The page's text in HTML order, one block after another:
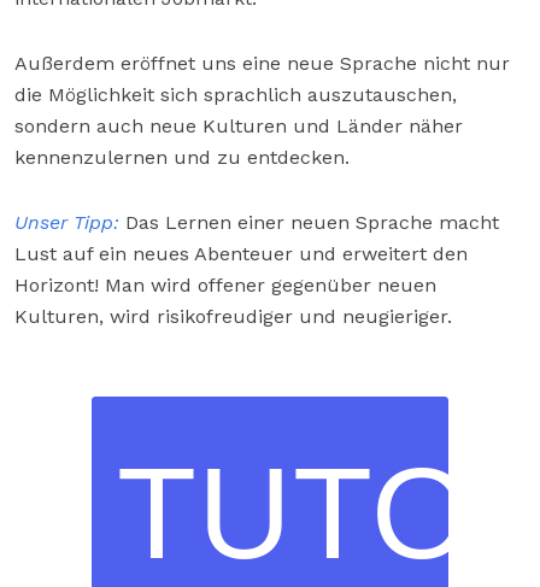
Außerdem eröffnet uns eine neue Sprache nicht nur
die Möglichkeit sich sprachlich auszutauschen,
sondern auch neue Kulturen und Länder näher
kennenzulernen und zu entdecken.
Unser Tipp: Das Lernen einer neuen Sprache macht
Lust auf ein neues Abenteuer und erweitert den
Horizont! Man wird offener gegenüber neuen
Kulturen, wird risikofreudiger und neugieriger.